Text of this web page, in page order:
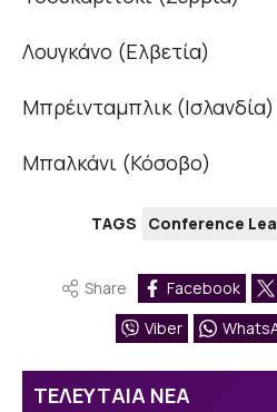
Λουγκάνο (Ελβετία)
Μπρέινταμπλικ (Ισλανδία)
Μπαλκάνι (Κόσοβο)
TAGS Conference
Share Facebook
Viber
ΤΕΛΕΥΤΑΙΑ ΝΕΑ